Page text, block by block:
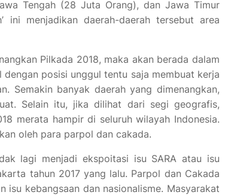
Tengah (28 Juta Orang), dan Jawa Timur
ini menjadikan daerah-daerah tersebut area
Pilkada 2018, maka akan berada dalam
posisi unggul tentu saja membuat kerja
Semakin banyak daerah yang dimenangkan,
Selain itu, jika dilihat dari segi geografis,
merata hampir di seluruh wilayah Indonesia.
oleh para parpol dan cakada.
lagi menjadi ekspoitasi isu SARA atau isu
tahun 2017 yang lalu. Parpol dan Cakada
isu kebangsaan dan nasionalisme. Masyarakat